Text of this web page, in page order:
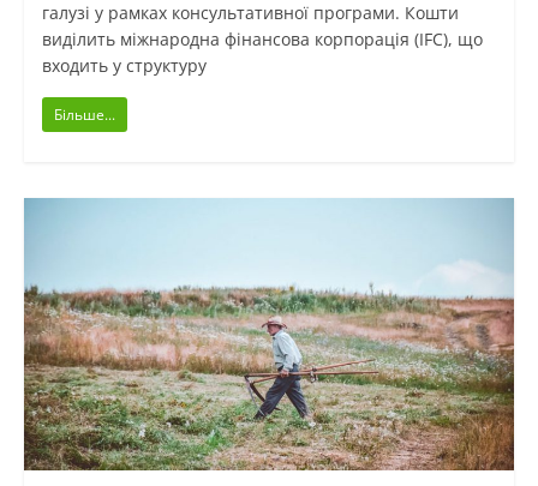
галузі у рамках консультативної програми. Кошти
виділить міжнародна фінансова корпорація (IFC), що
входить у структуру
Більше...